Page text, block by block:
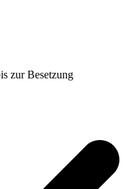
zur Besetzung